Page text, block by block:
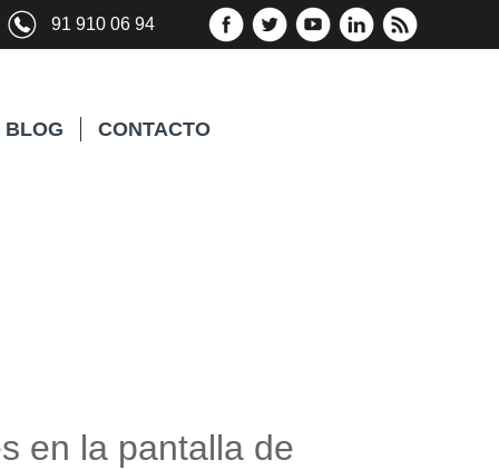
91 910 06 94
BLOG CONTACTO
en la pantalla de